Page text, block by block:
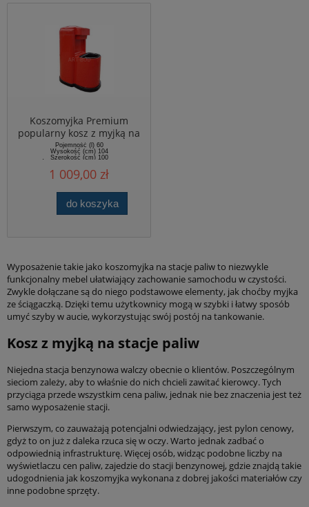
Koszomyjka Premium
popularny kosz z myjką na
stacje paliw K023
Pojemność (l) 60
Wysokość (cm) 104
Szerokość (cm) 100
1 009,00 zł
do koszyka
Wyposażenie takie jako koszomyjka na stacje paliw to niezwykle
funkcjonalny mebel ułatwiający zachowanie samochodu w czystości.
Zwykle dołączane są do niego podstawowe elementy, jak choćby myjka
ze ściągaczką. Dzięki temu użytkownicy mogą w szybki i łatwy sposób
umyć szyby w aucie, wykorzystując swój postój na tankowanie.
Kosz z myjką na stacje paliw
Niejedna stacja benzynowa walczy obecnie o klientów. Poszczególnym
sieciom zależy, aby to właśnie do nich chcieli zawitać kierowcy. Tych
przyciąga przede wszystkim cena paliw, jednak nie bez znaczenia jest też
samo wyposażenie stacji.
Pierwszym, co zauważają potencjalni odwiedzający, jest pylon cenowy,
gdyż to on już z daleka rzuca się w oczy. Warto jednak zadbać o
odpowiednią infrastrukturę. Więcej osób, widząc podobne liczby na
wyświetlaczu cen paliw, zajedzie do stacji benzynowej, gdzie znajdą takie
udogodnienia jak koszomyjka wykonana z dobrej jakości materiałów czy
inne podobne sprzęty.